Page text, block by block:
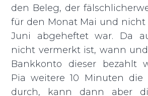
den Beleg, der
für den Monat Mai und
Juni abgeheftet war. Da
nicht vermerkt ist, wann
Bankkonto dieser bezahlt
Pia weitere 10 Minuten die
durch, kann dann aber